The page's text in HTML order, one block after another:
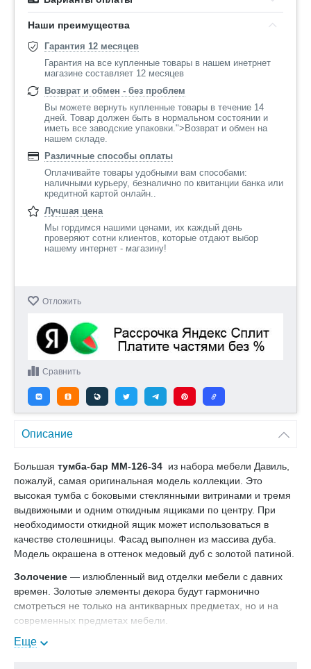
Наши преимущества
Гарантия 12 месяцев
Гарантия на все купленные товары в нашем инетрнет
магазине составляет 12 месяцев
Возврат и обмен - без проблем
Вы можете вернуть купленные товары в течение 14
дней. Товар должен быть в нормальном состоянии и
иметь все заводские упаковки.">Возврат и обмен на
нашем складе.
Различные способы оплаты
Оплачивайте товары удобными вам способами:
наличными курьеру, безналично по квитанции банка или
кредитной картой онлайн..
Лучшая цена
Мы гордимся нашими ценами, их каждый день
проверяют сотни клиентов, которые отдают выбор
нашему интернет - магазину!
Отложить
Сравнить
Описание
Большая тумба-бар ММ-126-34 из набора мебели Давиль,
пожалуй, самая оригинальная модель коллекции. Это
высокая тумба с боковыми стеклянными витринами и тремя
выдвижными и одним откидным ящиками по центру. При
необходимости откидной ящик может использоваться в
качестве столешницы. Фасад выполнен из массива дуба.
Модель окрашена в оттенок медовый дуб с золотой патиной.
Золочение — излюбленный вид отделки мебели с давних
времен. Золотые элементы декора будут гармонично
смотреться не только на антикварных предметах, но и на
современных предметах мебели.
В нашем интернет-магазине Вы можете купить комод Давиль
Еще